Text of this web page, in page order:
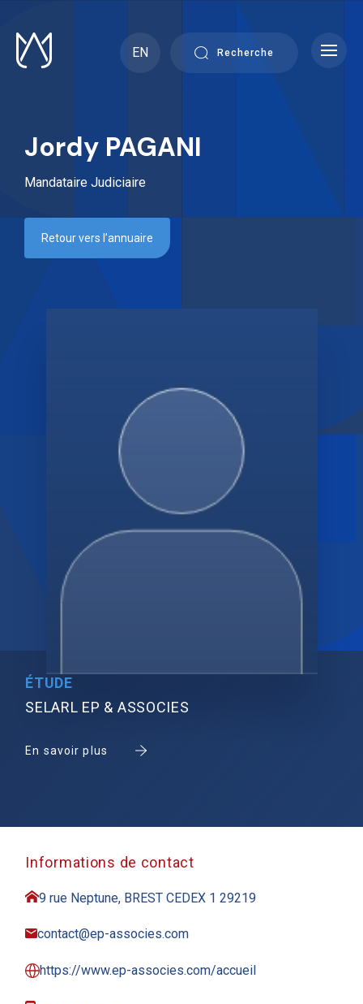
content
EN
Recherche
Jordy PAGANI
Mandataire Judiciaire
Retour vers l’annuaire
ÉTUDE
SELARL EP & ASSOCIES
En savoir plus
Informations de contact
9 rue Neptune, BREST CEDEX 1 29219
contact@ep-associes.com
https://www.ep-associes.com/accueil